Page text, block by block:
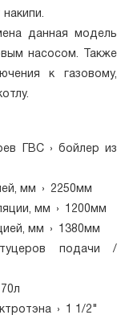
данная модель
насосом. Также
к газовому,
ГВС ›
бойлер из
мм ›
2250мм
мм ›
1200мм
мм ›
1380мм
подачи /
›
1 1/2"